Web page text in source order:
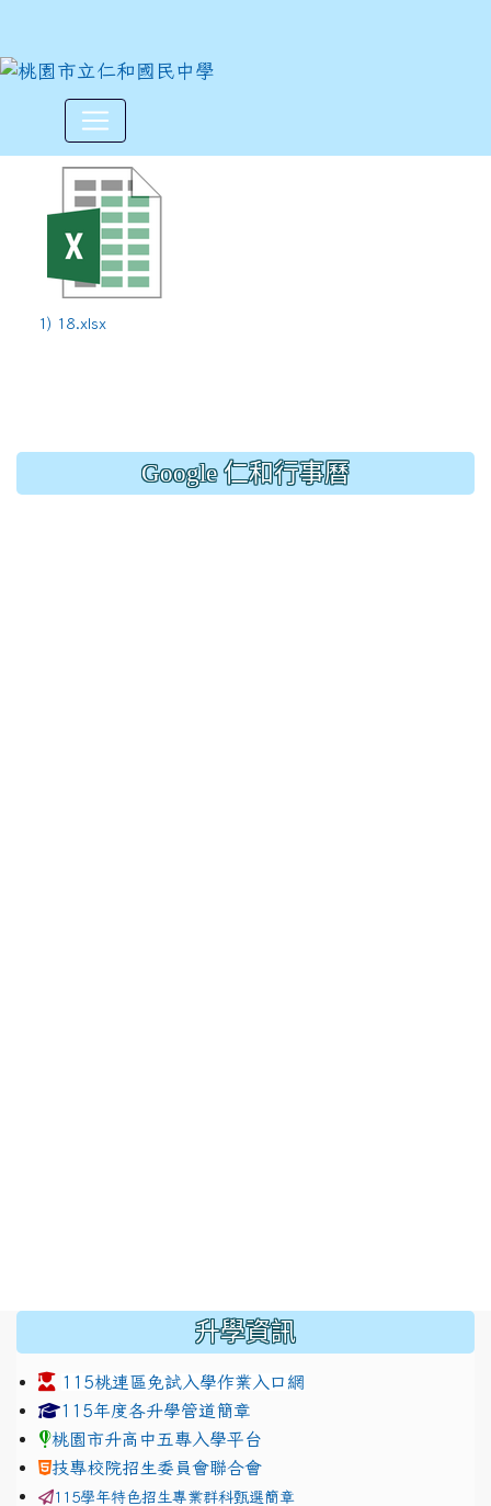
113學年度下學期第18週6/
1) 18.xlsx
Google 仁和行事曆
升學資訊
115桃連區免試入學作業入口網
link to https://www.jhjhs.tyc.edu.tw/modules/
115年度各升學管道簡章
桃園市升高中五專入學平台
技專校院招生委員會聯合會
115學年特色招生專業群科甄選簡章